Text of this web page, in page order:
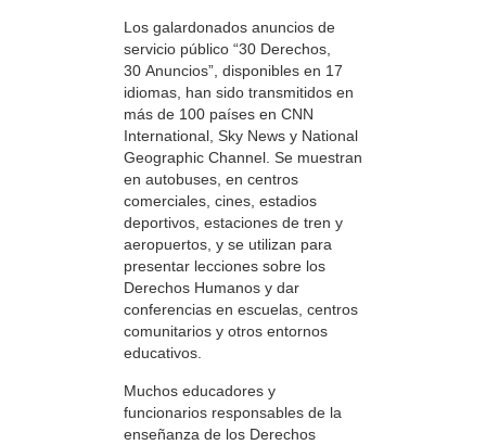
Los galardonados anuncios de
servicio público “30 Derechos,
30 Anuncios”, disponibles en 17
idiomas, han sido transmitidos en
más de 100 países en CNN
International, Sky News y National
Geographic Channel. Se muestran
en autobuses, en centros
comerciales, cines, estadios
deportivos, estaciones de tren y
aeropuertos, y se utilizan para
presentar lecciones sobre los
Derechos Humanos y dar
conferencias en escuelas, centros
comunitarios y otros entornos
educativos.
Muchos educadores y
funcionarios responsables de la
enseñanza de los Derechos